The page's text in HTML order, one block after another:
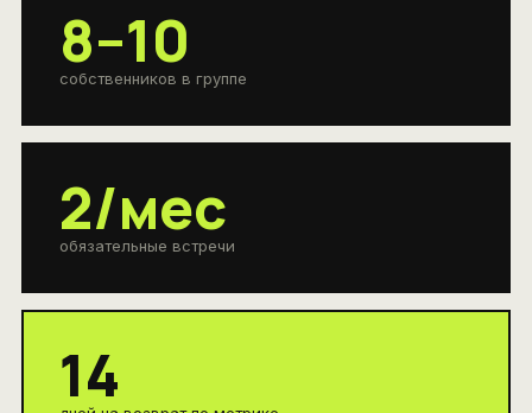
8–10
собственников в группе
2/мес
обязательные встречи
14